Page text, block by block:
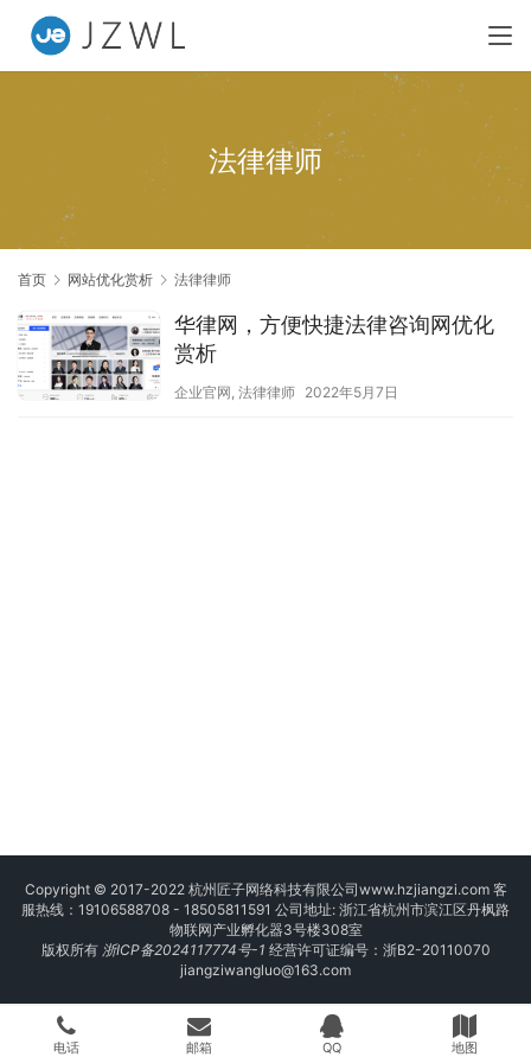
法律律师
首页 网站优化赏析 法律律师
华律网，方便快捷法律咨询网优化
赏析
企业官网, 法律律师 2022年5月7日
Copyright © 2017-2022 杭州匠子网络科技有限公司www.hzjiangzi.com客
服热线：19106588708 - 18505811591 公司地址: 浙江省杭州市滨江区丹枫路
物联网产业孵化器3号楼308室
版权所有 浙ICP备2024117774号-1 经营许可证编号：浙B2-20110070
jiangziwangluo@163.com
电话 邮箱 QQ 地图